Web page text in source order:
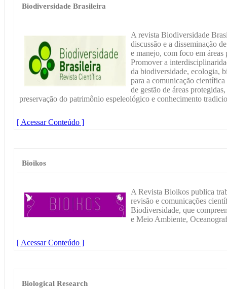
Biodiversidade Brasileira
A revista Biodiversidade
discussão e a disseminação
e manejo, com foco em áreas
Promover a
da biodiversidade, ecologia,
para a comunicação
de gestão de áreas
preservação do patrimônio espeleológico e conhecimento
[ Acessar Conteúdo ]
Bioikos
A Revista Bioikos publica
revisão e comunicações
Biodiversidade, que
e Meio Ambiente,
[ Acessar Conteúdo ]
Biological Research